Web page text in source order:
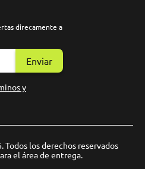
direcamente a
Enviar
y
Todos los derechos reservados
el área de entrega.